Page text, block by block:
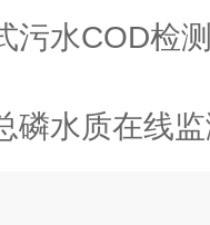
水COD检测仪：
磷水质在线监测